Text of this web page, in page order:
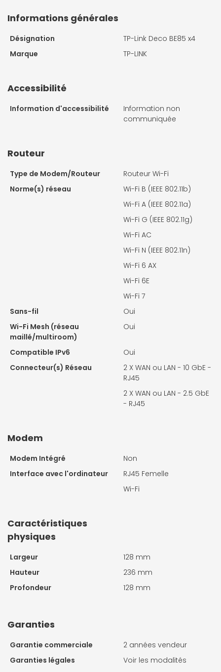
Informations générales
Désignation
TP-Link Deco BE85 x4
Marque
TP-LINK
Accessibilité
Information d'accessibilité
Information non
communiquée
Routeur
Type de Modem/Routeur
Routeur Wi-Fi
Norme(s) réseau
Wi-Fi B (IEEE 802.11b)
Wi-Fi A (IEEE 802.11a)
Wi-Fi G (IEEE 802.11g)
Wi-Fi AC
Wi-Fi N (IEEE 802.11n)
Wi-Fi 6 AX
Wi-Fi 6E
Wi-Fi 7
Sans-fil
Oui
Wi-Fi Mesh (réseau
maillé/multiroom)
Oui
Compatible IPv6
Oui
Connecteur(s) Réseau
2 X WAN ou LAN - 10 GbE -
RJ45
2 X WAN ou LAN - 2.5 GbE
- RJ45
Modem
Modem Intégré
Non
Interface avec l'ordinateur
RJ45 Femelle
Wi-Fi
Caractéristiques
physiques
Largeur
128 mm
Hauteur
236 mm
Profondeur
128 mm
Garanties
Garantie commerciale
2 années vendeur
Garanties légales
Voir les modalités